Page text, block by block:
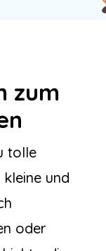
zum
tolle
und
oder